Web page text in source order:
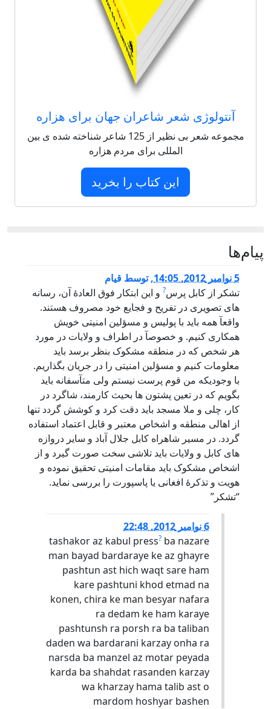
آنتولوژی شعر شاعران جهان برای هزاره
مجموعه شعر بی نظیر از 125 شاعر شناخته شده ی بین
المللی برای مردم هزاره
این کتاب را بخرید
پيام‌ها
5 نوامبر 2012, 14:05 ,توسط قیام
تشکر از کابل پرس? و این ابتکار فوق العادۀ آن، رسانه
های تصویری در تفریح و فجایع خود مصروف هستند.
واقعآ همه باید با پولیس و مسؤلین امنیتی خویش
همکاری کنیم. و خصوصآ در اطراف و ولایات در مورد
هر شخص که در منطقه مشکوک بنظر برسد باید
معلومات کنیم و مسؤلین امنیتی را در جریان بگذاریم.
با وجودیکه من قوم پرست نیستم ولی متآسفانه باید
بگویم که در تعین پشتون ها بحیث کارمند، شاگرد در
کار، چلی و ملا مسجد باید دقت کرد و کوشش گردد تنها
از اهالی منطقه و اشخاص معتبر و قابل اعتماد استفاده
گردد. در مسیر شاهراه کابل جلال آباد و سایر دروازه
های کابل و ولایات باید تلاشی سخت صورت گیرد و از
اشخاص مشکوک باید مقامات امنیتی تحقیق نموده و
هویت و تذکرۀ افغانی یا پاسپورت را بررسی نماید.
“تشکر”
6 نوامبر 2012, 22:48
tashakor az kabul press? ba nazare
man bayad bardaraye ke az ghayre
pashtun ast hich waqt sare ham
kare pashtuni khod etmad na
konen, chira ke man besyar nafara
ra dedam ke ham karaye
pashtunsh ra porsh ra ba taliban
daden wa bardarani karzay onha ra
narsda ba manzel az motar peyada
karda ba shahdat rasanden karzay
wa kharzay hama talib ast o
mardom hoshyar bashen